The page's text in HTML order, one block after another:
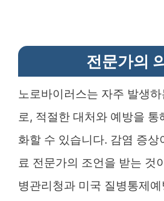
전문가의
노로바이러스는 자주 발생
로, 적절한 대처와 예방을 통
화할 수 있습니다. 감염 증상
료 전문가의 조언을 받는 것
병관리청과 미국 질병통제